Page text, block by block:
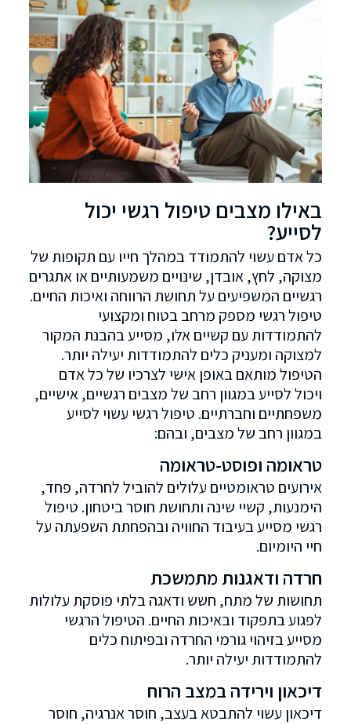
באילו מצבים טיפול רגשי יכול
לסייע?
כל אדם עשוי להתמודד במהלך חייו עם תקופות של
מצוקה, לחץ, אובדן, שינויים משמעותיים או אתגרים
רגשיים המשפיעים על תחושת הרווחה ואיכות החיים.
טיפול רגשי מספק מרחב בטוח ומקצועי
להתמודדות עם קשיים אלו, מסייע בהבנת המקור
למצוקה ומעניק כלים להתמודדות יעילה יותר.
הטיפול מותאם באופן אישי לצרכיו של כל אדם
ויכול לסייע במגוון רחב של מצבים רגשיים, אישיים,
משפחתיים וחברתיים. טיפול רגשי עשוי לסייע
במגוון רחב של מצבים, ובהם:
טראומה ופוסט-טראומה
אירועים טראומטיים עלולים להוביל לחרדה, פחד,
הימנעות, קשיי שינה ותחושת חוסר ביטחון. טיפול
רגשי מסייע בעיבוד החוויה ובהפחתת השפעתה על
חיי היומיום.
חרדה ודאגנות מתמשכת
תחושות של מתח, חשש ודאגה בלתי פוסקת עלולות
לפגוע בתפקוד ובאיכות החיים. הטיפול הרגשי
מסייע בזיהוי גורמי החרדה ובפיתוח כלים
להתמודדות יעילה יותר.
דיכאון וירידה במצב הרוח
דיכאון עשוי להתבטא בעצב, חוסר אנרגיה, חוסר